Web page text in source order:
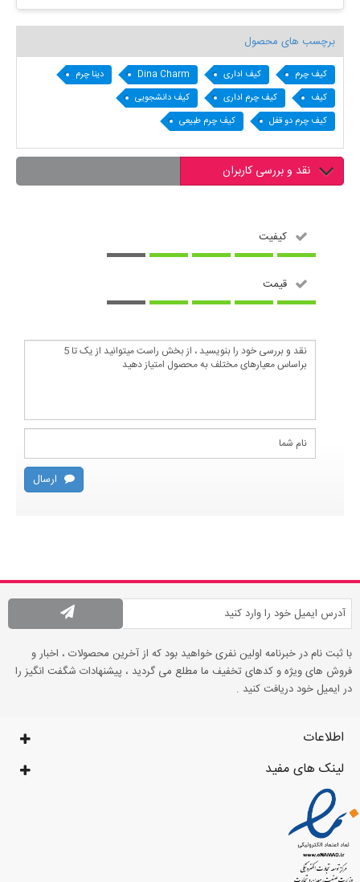
برچسب های محصول
کیف چرم کیف اداری Dina Charm
دینا چرم
کیف
کیف چرم اداری
کیف دانشجویی
کیف چرم دو قفل
کیف چرم طبیعی
نقد و بررسی کاربران
کیفیت
قیمت
ارسال
با ثبت نام در خبرنامه اولین نفری خواهید بود که از آخرین محصولات ، اخبار و
فروش های ویژه و کدهای تخفیف ما مطلع می گردید ، پیشنهادات شگفت انگیز را
در ایمیل خود دریافت کنید .
اطلاعات
لینک های مفید